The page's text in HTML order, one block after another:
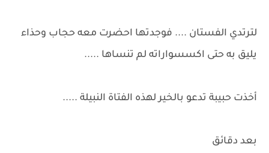
لترتدي الفستان .... فوجدتها احضرت معه حجاب وحذاء
يليق به حتى اكسسواراته لم تنساها .....
أخذت حبيبة تدعو بالخير لهذه الفتاة النبيلة .....
بعد دقائق